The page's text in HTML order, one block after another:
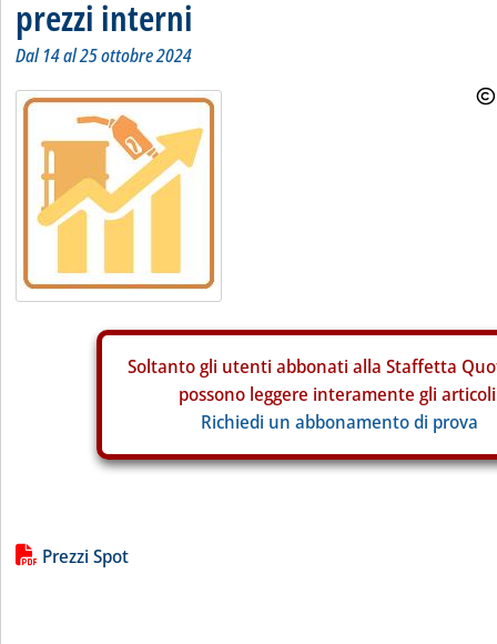
prezzi interni
Dal 14 al 25 ottobre 2024
Soltanto gli utenti abbonati alla Staffetta
possono leggere interamente gli
Richiedi un abbonamento di prova
Lista allegati PDF alla notizia
Prezzi Spot